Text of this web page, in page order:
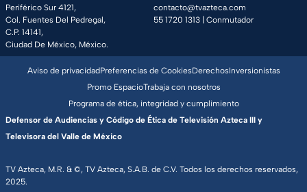
Periférico Sur 4121,
Col. Fuentes Del Pedregal,
C.P. 14141,
Ciudad De México, México.
contacto@tvazteca.com
55 1720 1313 | Conmutador
TV Azteca, M.R. & ©, TV Azteca, S.A.B. de C.V. Todos los derechos reservados,
2025.
Aviso de privacidadPreferencias de CookiesDerechosInversionistas
Promo EspacioTrabaja con nosotros
Programa de ética, integridad y cumplimiento
Defensor de Audiencias y Código de Ética de Televisión Azteca III y
Televisora del Valle de México